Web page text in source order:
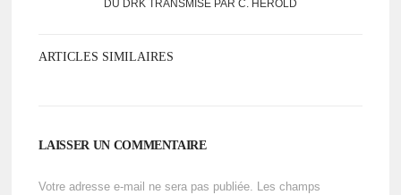
DU DRK TRANS­MISE PAR C. HEROLD
ARTICLES SIMILAIRES
LAISSER UN COMMENTAIRE
Votre adresse e-mail ne sera pas publiée. Les champs